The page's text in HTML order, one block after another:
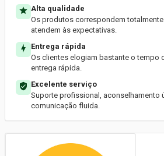
Alta qualidade
Os produtos correspondem
atendem às expectativas.
Entrega rápida
Os clientes elogiam bastante o tempo
entrega rápida.
Excelente serviço
Suporte profissional, aconselhamento
comunicação fluida.